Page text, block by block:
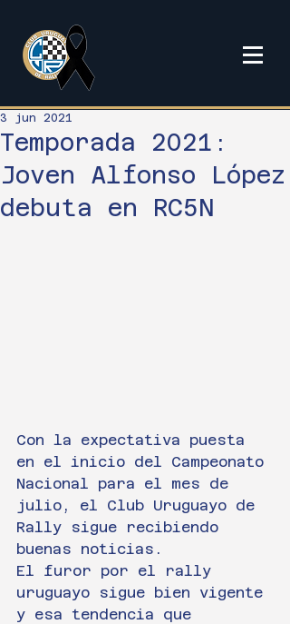
Temporada 2021:
Joven Alfonso López
debuta en RC5N
3 jun 2021
Con la expectativa puesta
en el inicio del Campeonato
Nacional para el mes de
julio, el Club Uruguayo de
Rally sigue recibiendo
buenas noticias.
El furor por el rally
uruguayo sigue bien vigente
y esa tendencia que